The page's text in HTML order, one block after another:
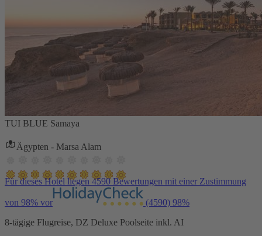
TUI BLUE Samaya
Ägypten - Marsa Alam
Für dieses Hotel liegen 4590 Bewertungen mit einer Zustimmung
von 98% vor (4590) 98%
8-tägige Flugreise, DZ Deluxe Poolseite inkl. AI